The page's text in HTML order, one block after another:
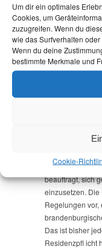
Um dir ein optimales
Cookies, um
zuzugreifen. Wenn du
wie das Surfverhalten
Wenn du deine
bestimmte Merkmale und
Cookie-
Asylsuchende
Ausländer
freibewegen
Antrag nach
Duldung
Nicht möglich
Die Koalition
Bundesebene
beauftragt, sich
einzusetzen.
Regelungen
Das ist bisher
Residenzpfl icht